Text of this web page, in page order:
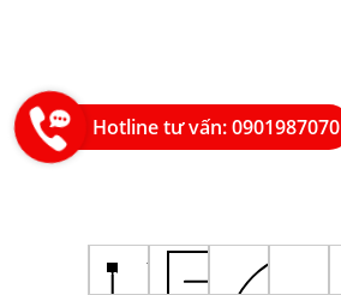
Hotline tư vấn: 0901987070